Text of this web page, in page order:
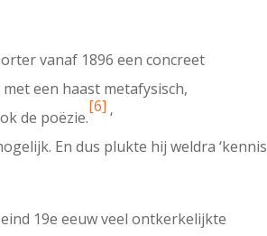
vanaf 1896 een concreet
een haast metafysisch,
de poëzie.
[6]
‘
En dus plukte hij weldra ‘kennis
19e eeuw veel ontkerkelijkte